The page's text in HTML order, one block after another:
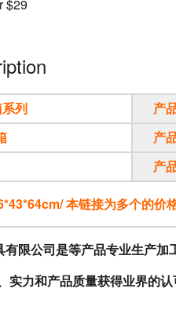
$29
列
产
产
产
本链接为多个的价
有限公司是等产品专业生产
实力和产品质量获得业界的